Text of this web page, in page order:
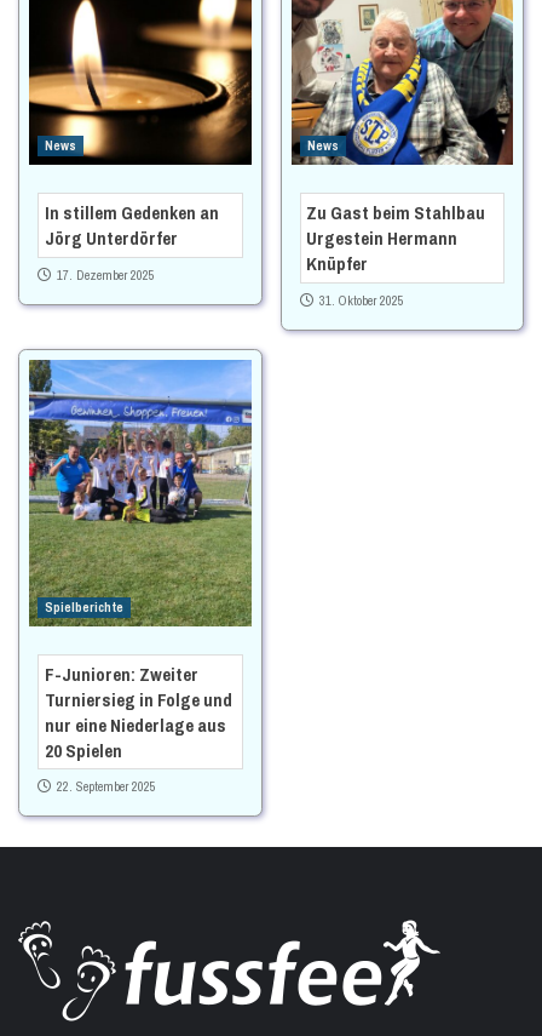
News
In stillem Gedenken an
Jörg Unterdörfer
17. Dezember 2025
News
Zu Gast beim Stahlbau
Urgestein Hermann
Knüpfer
31. Oktober 2025
Spielberichte
F-Junioren: Zweiter
Turniersieg in Folge und
nur eine Niederlage aus
20 Spielen
22. September 2025